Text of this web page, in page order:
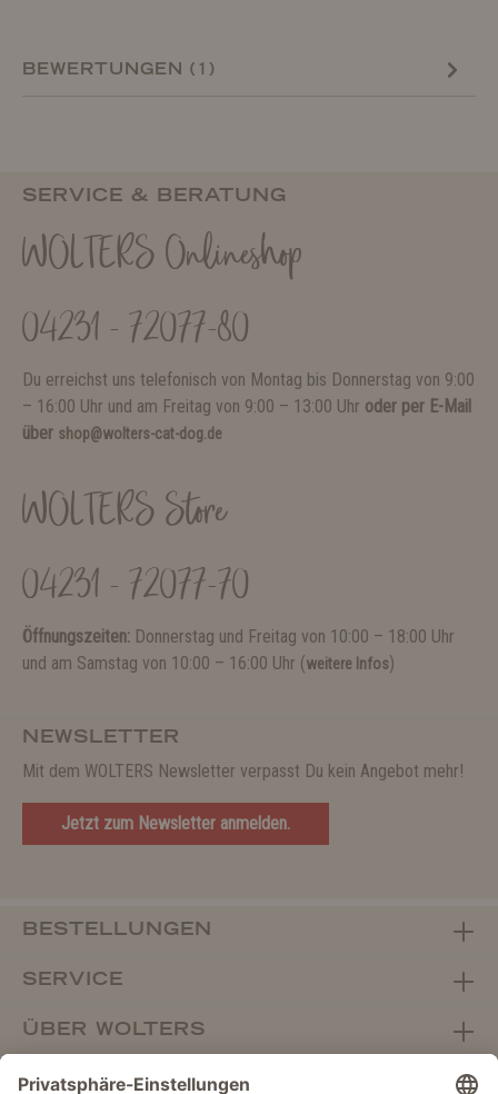
BEWERTUNGEN (1)
SERVICE & BERATUNG
WOLTERS Onlineshop
04231 - 72077-80
Du erreichst uns telefonisch von Montag bis Donnerstag von 9:00
– 16:00 Uhr und am Freitag von 9:00 – 13:00 Uhr oder per E-Mail
über shop@wolters-cat-dog.de
WOLTERS Store
04231 - 72077-70
Öffnungszeiten: Donnerstag und Freitag von 10:00 – 18:00 Uhr
und am Samstag von 10:00 – 16:00 Uhr (weitere Infos)
NEWSLETTER
Mit dem WOLTERS Newsletter verpasst Du kein Angebot mehr!
Jetzt zum Newsletter anmelden.
BESTELLUNGEN
SERVICE
ÜBER WOLTERS
FACHHANDEL